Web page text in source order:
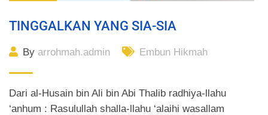
TINGGALKAN YANG SIA-SIA
By arrohmah.admin Embun Hikmah
Dari al-Husain bin Ali bin Abi Thalib radhiya-llahu
‘anhum : Rasulullah shalla-llahu ‘alaihi wasallam